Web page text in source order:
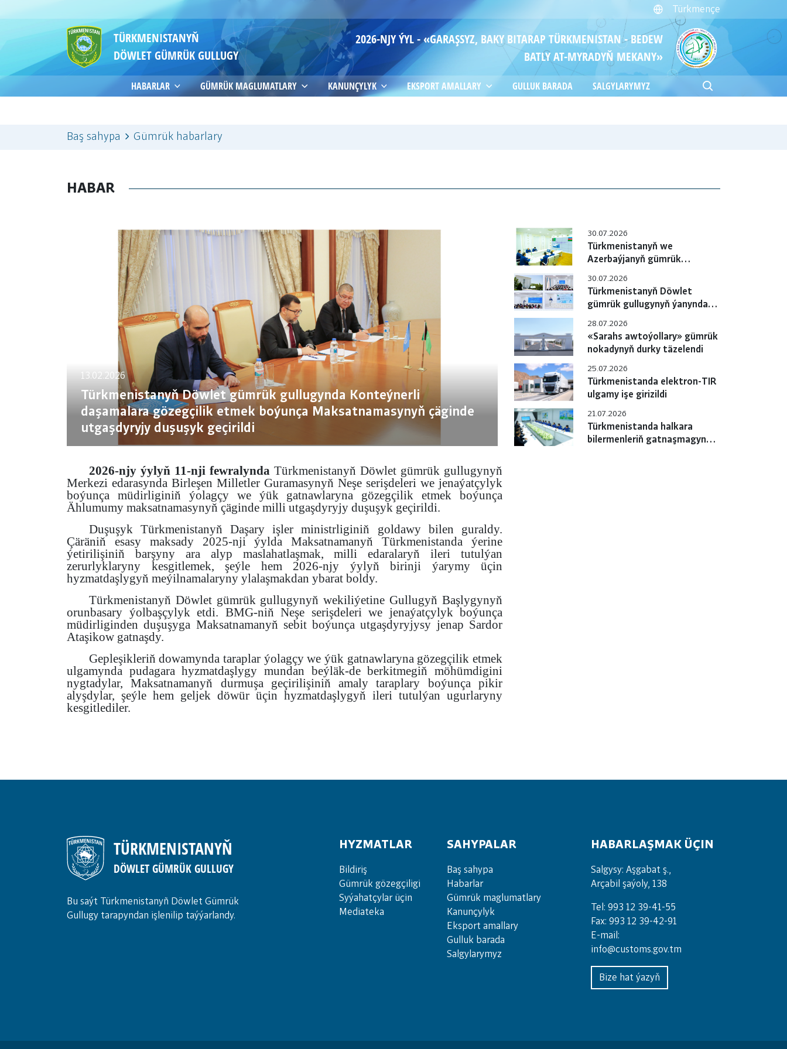
Türkmençe
TÜRKMENISTANYŇ
DÖWLET GÜMRÜK GULLUGY
2026-NJY ÝYL - «GARAŞSYZ, BAKY BITARAP TÜRKMENISTAN - BEDEW
BATLY AT-MYRADYŇ MEKANY»
HABARLAR GÜMRÜK MAGLUMATLARY KANUNÇYLYK EKSPORT AMALLARY GULLUK BARADA SALGYLARYMYZ
Baş sahypa Gümrük habarlary
HABAR
13.02.2026
Türkmenistanyň Döwlet gümrük gullugynda Konteýnerli
daşamalara gözegçilik etmek boýunça Maksatnamasynyň çäginde
utgaşdyryjy duşuşyk geçirildi
30.07.2026
Türkmenistanyň we
Azerbaýjanyň gümrük
hyzmatdaşlygyň meselelerini
ara alyp maslahatlaşdylar
30.07.2026
Türkmenistanyň Döwlet
gümrük gullugynyň ýanyndaky
okuw-maslahaty geçirildi
28.07.2026
«Sarahs awtoýollary» gümrük
nokadynyň durky täzelendi
25.07.2026
Türkmenistanda elektron-TIR
ulgamy işe girizildi
21.07.2026
Türkmenistanda halkara
bilermenleriň gatnaşmagynda
2026-njy ýylyň 11-nji fewralynda Türkmenistanyň Döwlet gümrük gullugynyň
Merkezi edarasynda Birleşen Milletler Guramasynyň Neşe serişdeleri we jenaýatçylyk
boýunça müdirliginiň ýolagçy we ýük gatnawlaryna gözegçilik etmek boýunça
Ählumumy maksatnamasynyň çäginde milli utgaşdyryjy duşuşyk geçirildi.
Duşuşyk Türkmenistanyň Daşary işler ministrliginiň goldawy bilen guraldy.
Çäräniň esasy maksady 2025-nji ýylda Maksatnamanyň Türkmenistanda ýerine
ýetirilişiniň barşyny ara alyp maslahatlaşmak, milli edaralaryň ileri tutulýan
zerurlyklaryny kesgitlemek, şeýle hem 2026-njy ýylyň birinji ýarymy üçin
hyzmatdaşlygyň meýilnamalaryny ylalaşmakdan ybarat boldy.
Türkmenistanyň Döwlet gümrük gullugynyň wekiliýetine Gullugyň Başlygynyň
orunbasary ýolbaşçylyk etdi. BMG-niň Neşe serişdeleri we jenaýatçylyk boýunça
müdirliginden duşuşyga Maksatnamanyň sebit boýunça utgaşdyryjysy jenap Sardor
Ataşikow gatnaşdy.
Gepleşikleriň dowamynda taraplar ýolagçy we ýük gatnawlaryna gözegçilik etmek
ulgamynda pudagara hyzmatdaşlygy mundan beýläk-de berkitmegiň möhümdigini
nygtadylar, Maksatnamanyň durmuşa geçirilişiniň amaly taraplary boýunça pikir
alyşdylar, şeýle hem geljek döwür üçin hyzmatdaşlygyň ileri tutulýan ugurlaryny
kesgitlediler.
TÜRKMENISTANYŇ
DÖWLET GÜMRÜK GULLUGY
Bu saýt Türkmenistanyñ Döwlet Gümrük
Gullugy tarapyndan işlenilip taýýarlandy.
HYZMATLAR
Bil­di­riş
Güm­rük gö­zeg­çi­li­gi
Sy­ýa­hat­çy­lar ü­çin
Media­teka
SAHYPALAR
Baş sahypa
Habarlar
Gümrük maglumatlary
Kanunçylyk
Eksport amallary
Gulluk barada
Salgylarymyz
HABARLAŞMAK ÜÇIN
Salgysy: Aşgabat ş.,
Arçabil şaýoly, 138
Tel: 993 12 39-41-55
Fax: 993 12 39-42-91
E-mail:
info@customs.gov.tm
Bize hat ýazyň